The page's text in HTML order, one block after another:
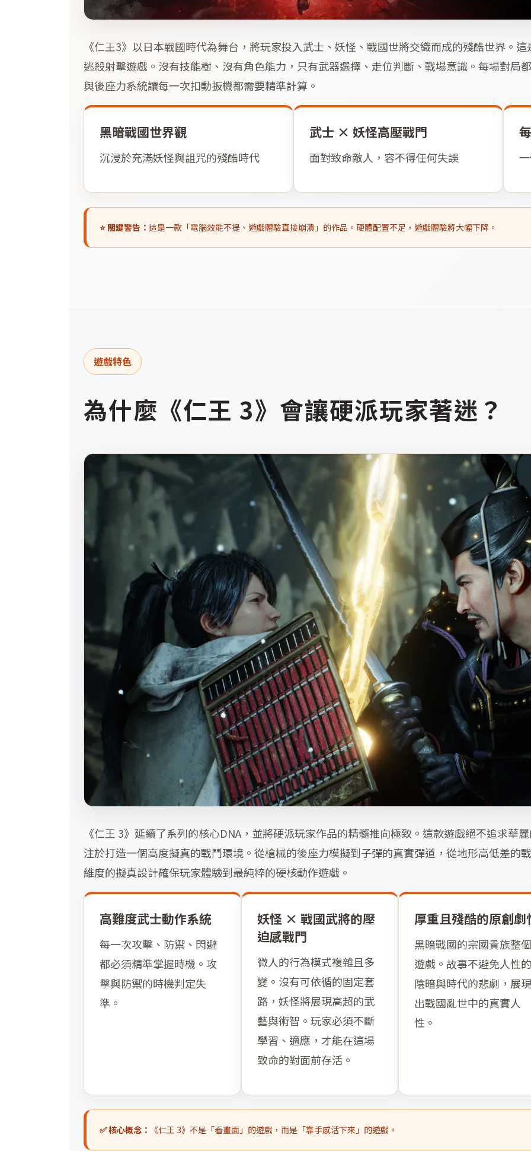
《仁王3》以日本戰國時代為舞台，將玩家投入武士、妖怪、戰國世將交織而成的殘酷世界。
逃殺射擊遊戲。沒有技能樹、沒有角色能力，只有武器選擇、走位判斷、戰場意識。每場對局
與後座力系統讓每一次扣動扳機都需要精準計算。
黑暗戰國世界觀
沉浸於充滿妖怪與詛咒的殘酷時代
武士 × 妖怪高壓戰門
面對致命敵人，容不得任何失誤
⭐ 關鍵警告： 這是一款「電腦效能不提、遊戲體驗直接崩潰」的作品。硬體配置不足，遊戲體驗將大幅下降。
遊戲特色
為什麼《仁王 3》會讓硬派玩家著迷？
《仁王 3》延續了系列的核心DNA，並將硬派玩家作品的精髓推向極致。這款遊戲絕不追求華
注於打造一個高度擬真的戰鬥環境。從槍械的後座力模擬到子彈的真實彈道，從地形高低差的
維度的擬真設計確保玩家體驗到最純粹的硬核動作遊戲。
高難度武士動作系統
每一次攻擊、防禦、閃避
都必須精準掌握時機。攻
擊與防禦的時機判定失
準。
妖怪 × 戰國武將的壓
迫感戰門
微人的行為模式複雜且多
變。沒有可依循的固定套
路，妖怪將展現高超的武
藝與術智。玩家必須不斷
學習、適應，才能在這場
致命的對面前存活。
厚重且殘酷的原創劇
黑暗戰國的宗國貴族整個
遊戲。故事不避免人性的
陰暗與時代的悲劇，展現
出戰國亂世中的真實人
性。
✅ 核心概念： 《仁王 3》不是「看畫面」的遊戲，而是「靠手感活下來」的遊戲。